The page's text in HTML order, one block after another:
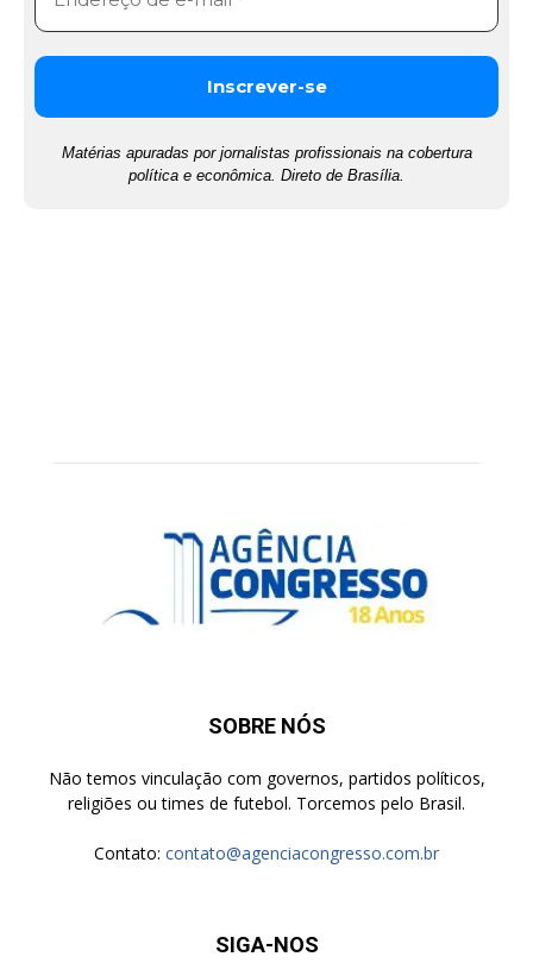
Matérias apuradas por jornalistas profissionais na cobertura
política e econômica. Direto de Brasília.
SOBRE NÓS
Não temos vinculação com governos, partidos políticos,
religiões ou times de futebol. Torcemos pelo Brasil.
Contato: contato@agenciacongresso.com.br
SIGA-NOS